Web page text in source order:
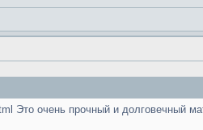
Это очень прочный и долговечный